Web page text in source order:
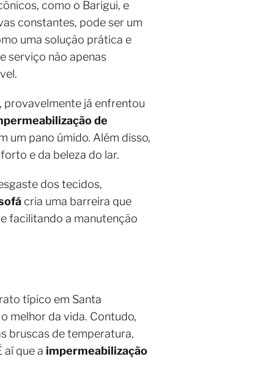
como o Barigui, e
constantes, pode ser um
uma solução prática e
serviço não apenas
provavelmente já enfrentou
de
um pano úmido. Além disso,
e da beleza do lar.
dos tecidos,
cria uma barreira que
facilitando a manutenção
típico em Santa
melhor da vida. Contudo,
bruscas de temperatura,
que a impermeabilização